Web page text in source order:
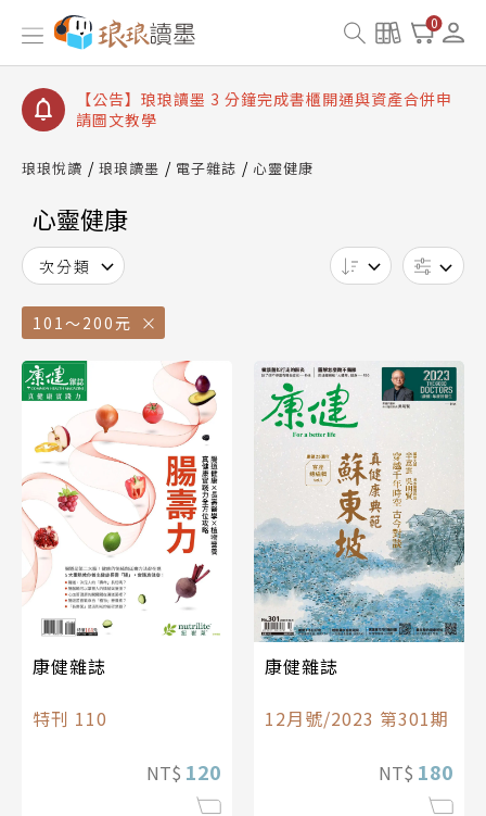
0
【公告】琅琅讀墨書櫃開通常見問題
【公告】琅琅讀墨 3 分鐘完成書櫃開通與資產合併申
【公告】琅琅書店服務升級重要說明及資產合併結果
查詢
琅琅悅讀 琅琅讀墨 電子雜誌 心靈健康
心靈健康
次分類
101～200元
康健雜誌
特刊 110
NT$ 120
康健雜誌
12月號/2023 第301期
NT$ 180